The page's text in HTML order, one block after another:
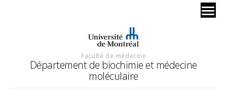
Faculté de médecine
Département de biochimie et médecine
moléculaire